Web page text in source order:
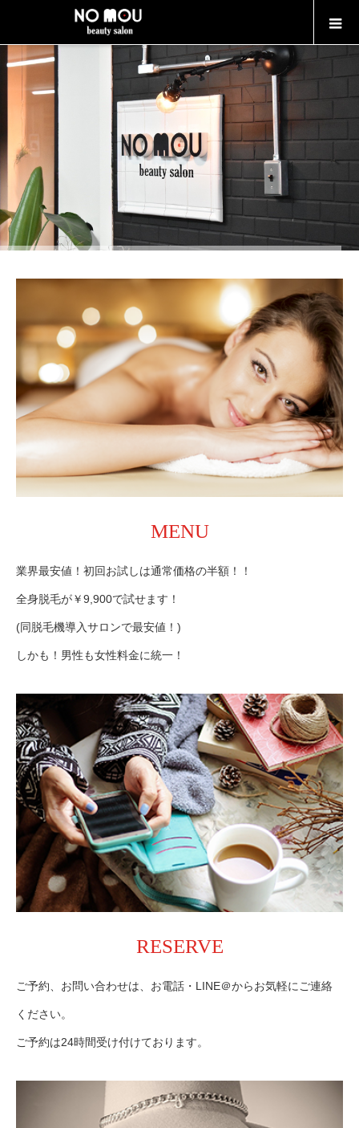
熊本で脱毛デビューするなら
“NO MOU beauty salon”
MENU
業界最安値！初回お試しは通常価格の半額！！
全身脱毛が￥9,900で試せます！
(同脱毛機導入サロンで最安値！)
しかも！男性も女性料金に統一！
RESERVE
ご予約、お問い合わせは、お電話・LINE＠からお気軽にご連絡
ください。
ご予約は24時間受け付けております。